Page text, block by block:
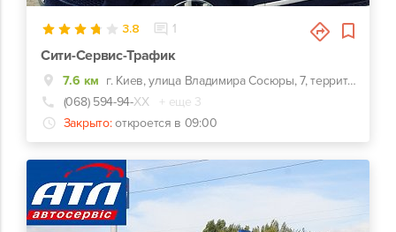
3.8 1
Сити-Сервис-Трафик
7.6 км
г. Киев, улица Владимира Сосюры, 7, территория автошколы
(068) 594-94-ХХ
+ еще 3
Закрыто: откроется в 09:00